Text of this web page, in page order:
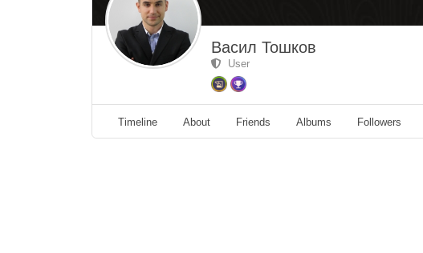
Васил Тошков
User
Timeline About Friends Albums Followers